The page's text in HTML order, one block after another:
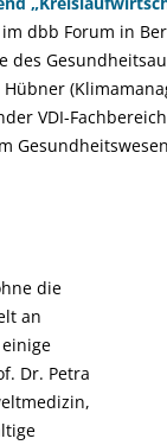
dbb Forum in
des
VDI-
die
an
Dr. Petra